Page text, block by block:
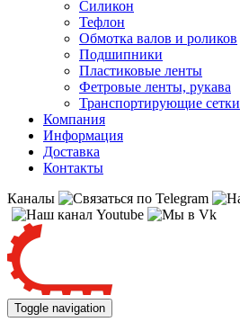
Силикон
Тефлон
Обмотка валов и роликов
Подшипники
Пластиковые ленты
Фетровые ленты, рукава
Транспортирующие сетки
Компания
Информация
Доставка
Контакты
Каналы
Toggle navigation